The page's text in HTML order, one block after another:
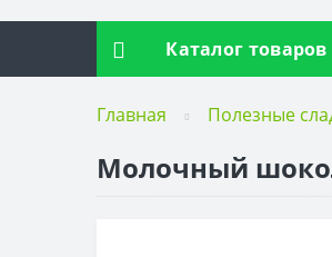
Каталог товаров
Главная Полезные
Молочный